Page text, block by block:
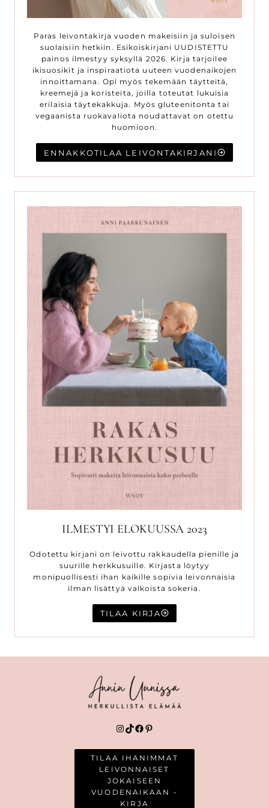
Paras leivontakirja vuoden makeisiin ja suloisen
suolaisiin hetkiin. Esikoiskirjani UUDISTETTU
painos ilmestyy syksyllä 2026. Kirja tarjoilee
ikisuosikit ja inspiraatiota uuteen vuodenaikojen
innoittamana. Opi myös tekemään täytteitä,
kreemejä ja koristeita, joilla toteutat lukuisia
erilaisia täytekakkuja. Myös gluteenitonta tai
vegaanista ruokavaliota noudattavat on otettu
huomioon.
ENNAKKOTILAA LEIVONTAKIRJANI
ILMESTYI ELOKUUSSA 2023
Odotettu kirjani on leivottu rakkaudella pienille ja
suurille herkkusuille. Kirjasta löytyy
monipuollisesti ihan kaikille sopivia leivonnaisia
ilman lisättyä valkoista sokeria.
TILAA KIRJA
Instagram
TikTok
Facebook
Pinterest
TILAA IHANIMMAT
LEIVONNAISET
JOKAISEEN
VUODENAIKAAN -
KIRJA